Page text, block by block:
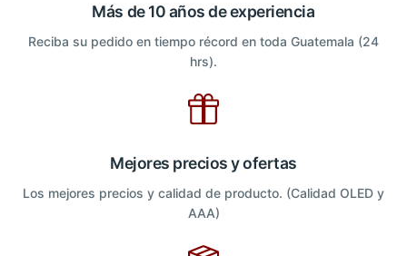
Más de 10 años de experiencia
Reciba su pedido en tiempo récord en toda Guatemala (24
hrs).
Mejores precios y ofertas
Los mejores precios y calidad de producto. (Calidad OLED y
AAA)